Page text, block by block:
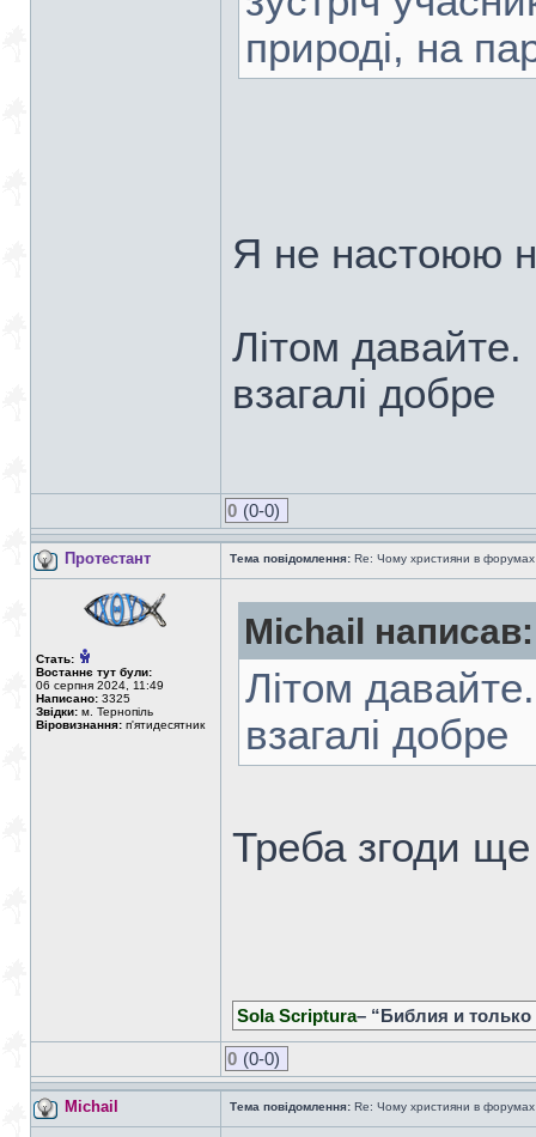
природі, на
Я не настоюю
Літом
взагалі добре
0 (0-0)
Протестант Тема повідомлення: Re: Чому християни в форумах
Стать:
Востаннє тут були:
06 серпня 2024, 11:49
Написано: 3325
Звідки: м. Тернопіль
Віровизнання: п'ятидесятник
Michail написав:
Літом
взагалі добре
Треба згоди
Sola Scriptura– “Библия и
0 (0-0)
Michail Тема повідомлення: Re: Чому християни в форумах